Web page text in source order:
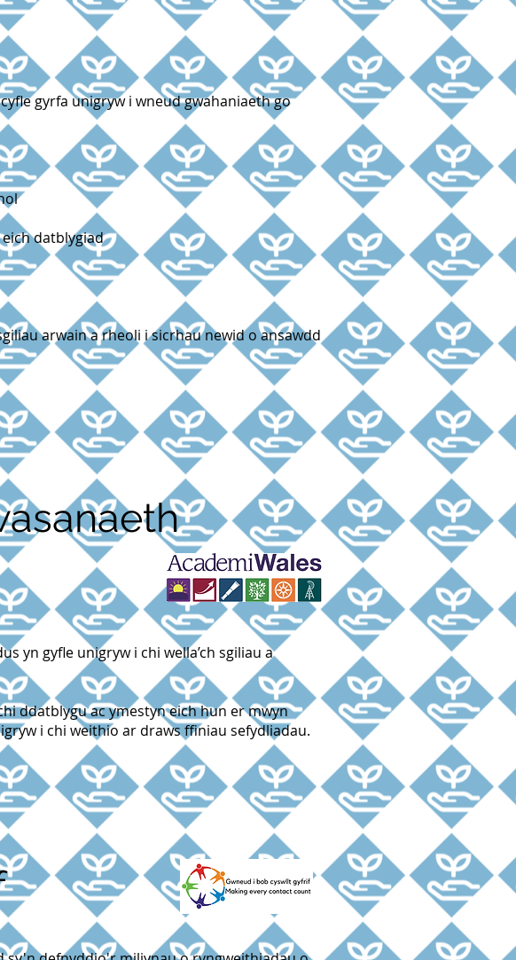
gyrfa unigryw i wneud gwahaniaeth go
datblygiad
arwain a rheoli i sicrhau newid o ansawdd
yn gyfle unigryw i chi wella’ch sgiliau a
ddatblygu ac ymestyn eich hun er mwyn
i chi weithio ar draws ffiniau sefydliadau.